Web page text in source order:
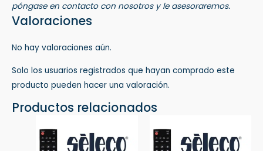
póngase en contacto con nosotros y le asesoraremos.
Valoraciones
No hay valoraciones aún.
Solo los usuarios registrados que hayan comprado este
producto pueden hacer una valoración.
Productos relacionados